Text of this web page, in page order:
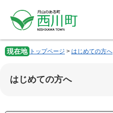
先
頭
す。
を
飛
現在地 トップページ > はじめての方へ
はじめての方へ